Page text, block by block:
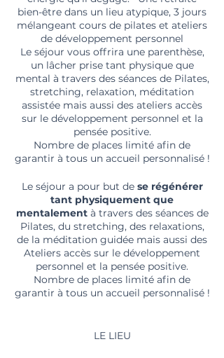
bien-être dans un lieu atypique, 3 jours
mélangeant cours de pilates et ateliers
de développement personnel
Le séjour vous offrira une parenthèse,
un lâcher prise tant physique que
mental à travers des séances de Pilates,
stretching, relaxation, méditation
assistée mais aussi des ateliers accès
sur le développement personnel et la
pensée positive.
Nombre de places limité afin de
garantir à tous un accueil personnalisé !
Le séjour a pour but de se régénérer
tant physiquement que
mentalementà travers des séances de
Pilates, du stretching, des relaxations,
de la méditation guidée mais aussi des
Ateliers accès sur le développement
personnel et la pensée positive.
Nombre de places limité afin de
garantir à tous un accueil personnalisé !
LE LIEU